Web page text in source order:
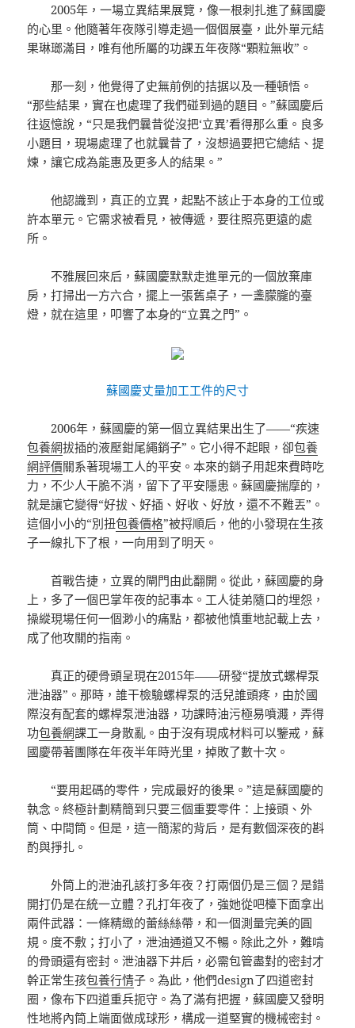
2005年，一場立異結果展覽，像一根刺扎進了蘇國慶
的心里。他隨著年夜隊引導走過一個個展臺，此外單元結
果琳瑯滿目，唯有他所屬的功課五年夜隊“顆粒無收”。
那一刻，他覺得了史無前例的拮据以及一種頓悟。
“那些結果，實在也處理了我們碰到過的題目。”蘇國慶后
往返憶說，“只是我們曩昔從沒把‘立異’看得那么重。良多
小題目，現場處理了也就曩昔了，沒想過要把它總結、提
煉，讓它成為能惠及更多人的結果。”
他認識到，真正的立異，起點不該止于本身的工位或
許本單元。它需求被看見，被傳遞，要往照亮更遠的處
所。
不雅展回來后，蘇國慶默默走進單元的一個放棄庫
房，打掃出一方六合，擺上一張舊桌子，一盞朦朧的臺
燈，就在這里，叩響了本身的“立異之門”。
蘇國慶丈量加工工件的尺寸
2006年，蘇國慶的第一個立異結果出生了——“疾速
包養網拔插的液壓鉗尾繩銷子”。它小得不起眼，卻包養
網評價關系著現場工人的平安。本來的銷子用起來費時吃
力，不少人干脆不消，留下了平安隱患。蘇國慶揣摩的，
就是讓它變得“好拔、好插、好收、好放，還不不難丟”。
這個小小的“別扭包養價格”被捋順后，他的小發現在生孩
子一線扎下了根，一向用到了明天。
首戰告捷，立異的閘門由此翻開。從此，蘇國慶的身
上，多了一個巴掌年夜的記事本。工人徒弟隨口的埋怨，
操縱現場任何一個渺小的痛點，都被他慎重地記載上去，
成了他攻關的指南。
真正的硬骨頭呈現在2015年——研發“提放式螺桿泵
泄油器”。那時，誰干檢驗螺桿泵的活兒誰頭疼，由於國
際沒有配套的螺桿泵泄油器，功課時油污極易噴濺，弄得
功包養網課工一身散亂。由于沒有現成材料可以鑒戒，蘇
國慶帶著團隊在年夜半年時光里，掉敗了數十次。
“要用起碼的零件，完成最好的後果。”這是蘇國慶的
執念。終極計劃精簡到只要三個重要零件：上接頭、外
筒、中間筒。但是，這一簡潔的背后，是有數個深夜的斟
酌與掙扎。
外筒上的泄油孔該打多年夜？打兩個仍是三個？是錯
開打仍是在統一立體？孔打年夜了，強她從吧檯下面拿出
兩件武器：一條精緻的蕾絲絲帶，和一個測量完美的圓
規。度不敷；打小了，泄油通道又不暢。除此之外，難啃
的骨頭還有密封。泄油器下井后，必需包管盡對的密封才
幹正常生孩包養行情子。為此，他們design了四道密封
圈，像布下四道重兵扼守。為了滿有把握，蘇國慶又發明
性地將內筒上端面做成球形，構成一道堅實的機械密封。